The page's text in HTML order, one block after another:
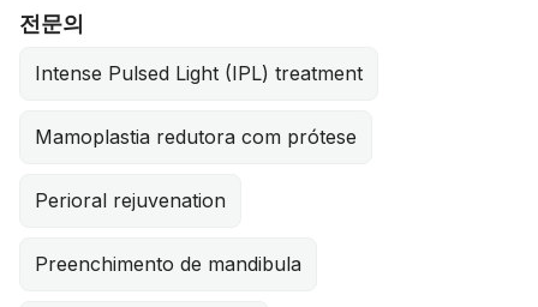
전문의
Intense Pulsed Light (IPL) treatment
Mamoplastia redutora com prótese
Perioral rejuvenation
Preenchimento de mandibula